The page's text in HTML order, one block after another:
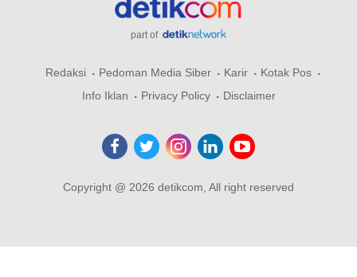
part of
Redaksi Pedoman Media Siber Karir
Kotak Pos
Info Iklan
Privacy Policy Disclaimer
Copyright @ 2026 detikcom, All right reserved